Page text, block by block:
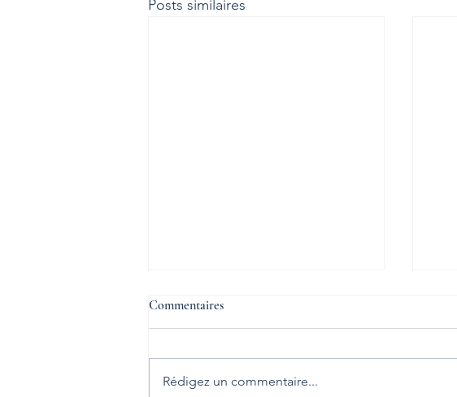
Posts similaires
L'inclusion est possible
Déficience ou incapacité n’est
société qui refuse le dialogue ou
Commentaires
Rédigez un commentaire...